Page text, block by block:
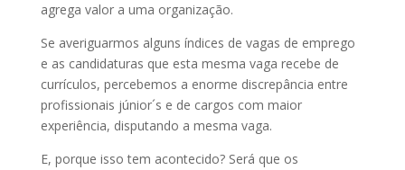
agrega valor a uma organização.
Se averiguarmos alguns índices de vagas de emprego
e as candidaturas que esta mesma vaga recebe de
currículos, percebemos a enorme discrepância entre
profissionais júnior´s e de cargos com maior
experiência, disputando a mesma vaga.
E, porque isso tem acontecido? Será que os